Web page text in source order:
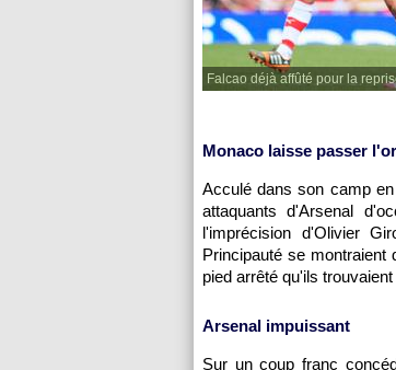
Falcao déjà affûté pour la
Monaco laisse passer
Acculé dans son camp
attaquants d'Arsenal
l'imprécision d'Olivier
Principauté se
pied arrêté qu'ils trouvaient
Arsenal impuissant
Sur un coup franc